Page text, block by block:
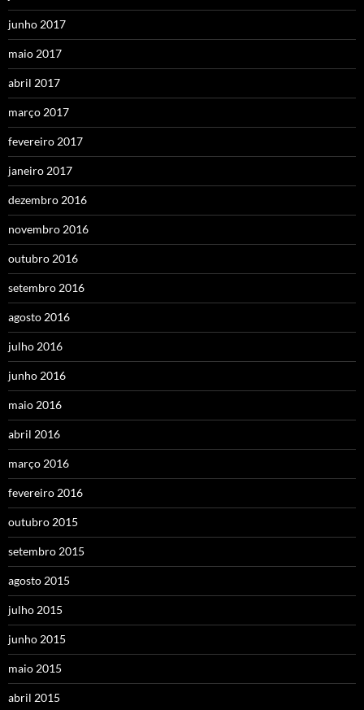
junho 2017
maio 2017
abril 2017
março 2017
fevereiro 2017
janeiro 2017
dezembro 2016
novembro 2016
outubro 2016
setembro 2016
agosto 2016
julho 2016
junho 2016
maio 2016
abril 2016
março 2016
fevereiro 2016
outubro 2015
setembro 2015
agosto 2015
julho 2015
junho 2015
maio 2015
abril 2015